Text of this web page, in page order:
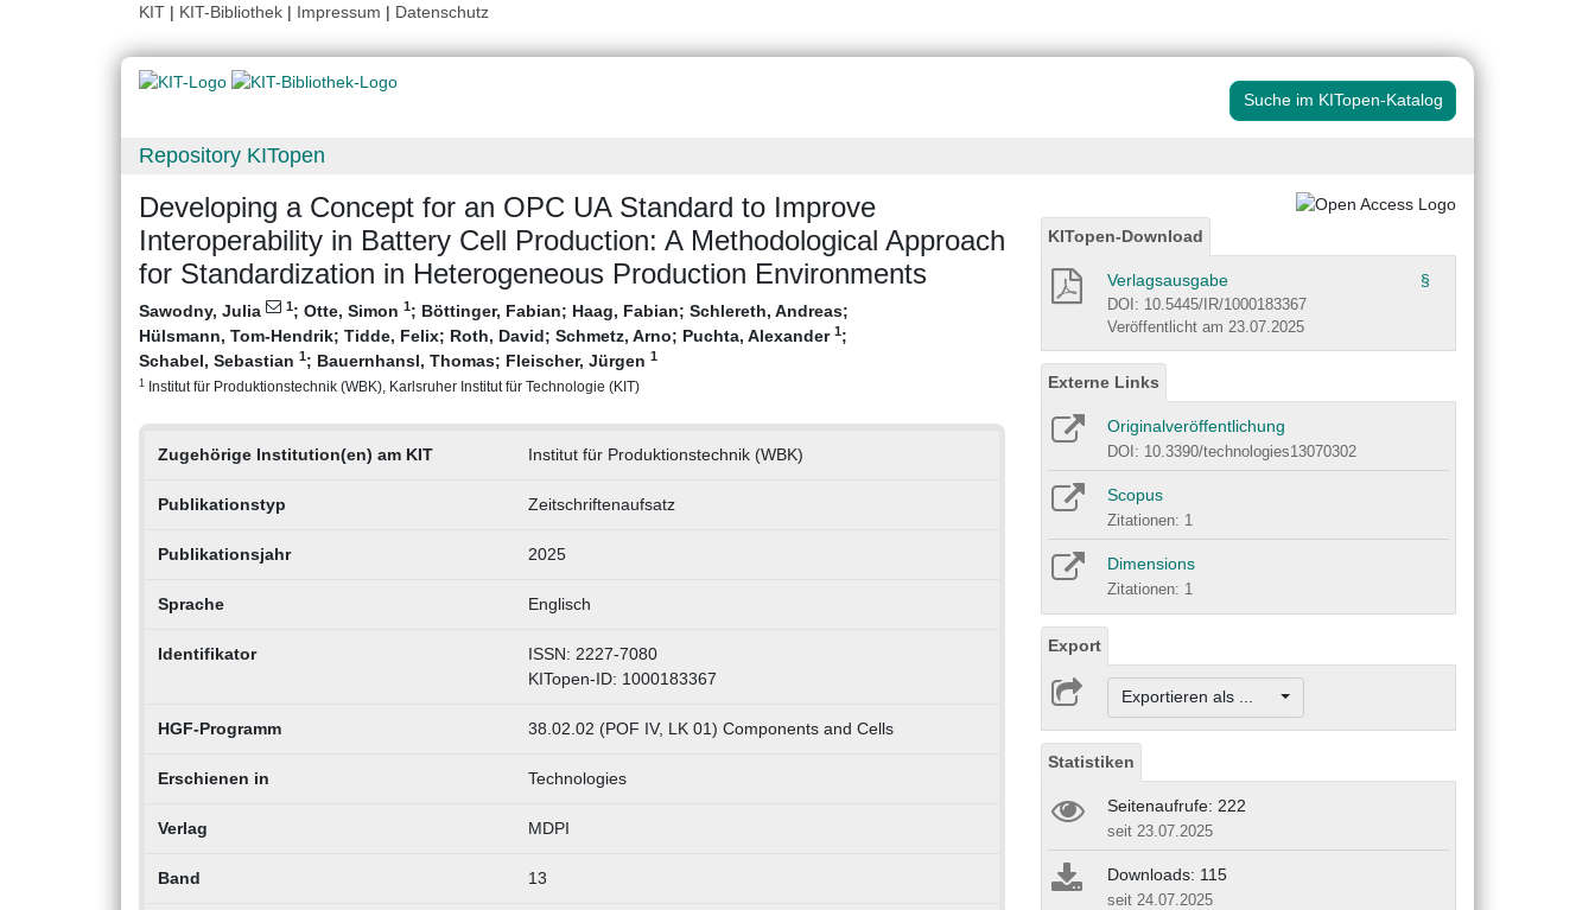
KIT | KIT-Bibliothek | Impressum | Datenschutz
Suche im KITopen-Katalog
Repository KITopen
Developing a Concept for an OPC UA Standard to Improve
Interoperability in Battery Cell Production: A Methodological Approach
for Standardization in Heterogeneous Production Environments
Sawodny, Julia 1; Otte, Simon 1; Böttinger, Fabian; Haag, Fabian; Schlereth, Andreas;
Hülsmann, Tom-Hendrik; Tidde, Felix; Roth, David; Schmetz, Arno; Puchta, Alexander 1;
Schabel, Sebastian 1; Bauernhansl, Thomas; Fleischer, Jürgen 1
1 Institut für Produktionstechnik (WBK), Karlsruher Institut für Technologie (KIT)
Zugehörige Institution(en) am KIT Institut für Produktionstechnik (WBK)
Publikationstyp Zeitschriftenaufsatz
Publikationsjahr 2025
Sprache Englisch
Identifikator
ISSN: 2227-7080
KITopen-ID: 1000183367
HGF-Programm 38.02.02 (POF IV, LK 01) Components and Cells
Erschienen in Technologies
Verlag MDPI
Band 13
KITopen-Download
Verlagsausgabe §
DOI: 10.5445/IR/1000183367
Veröffentlicht am 23.07.2025
Externe Links
Originalveröffentlichung
DOI: 10.3390/technologies13070302
Scopus
Zitationen: 1
Dimensions
Zitationen: 1
Export
Exportieren als ...
Statistiken
Seitenaufrufe: 222
seit 23.07.2025
Downloads: 115
seit 24.07.2025